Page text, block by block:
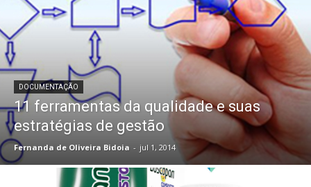
DOCUMENTAÇÃO
11 ferramentas da qualidade e suas
estratégias de gestão
Fernanda de Oliveira Bidoia - jul 1, 2014